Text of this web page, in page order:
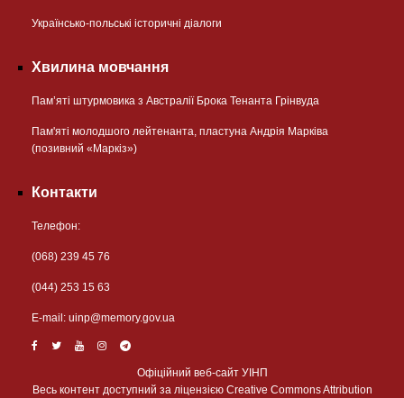
Українсько-польські історичні діалоги
Хвилина мовчання
Пам’яті штурмовика з Австралії Брока Тенанта Грінвуда
Пам'яті молодшого лейтенанта, пластуна Андрія Марківа
(позивний «Маркіз»)
Контакти
Телефон:
(068) 239 45 76
(044) 253 15 63
Е-mail: uinp@memory.gov.ua
Офіційний веб-сайт УІНП
Весь контент доступний за ліцензією Creative Commons Attribution